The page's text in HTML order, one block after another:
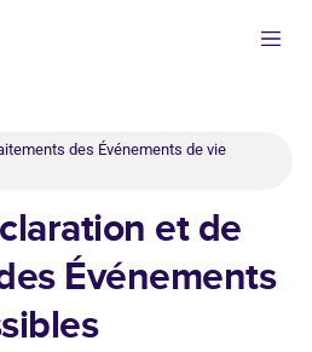
des Événements de vie
et de
Événements